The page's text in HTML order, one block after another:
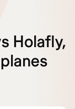
Holafly,